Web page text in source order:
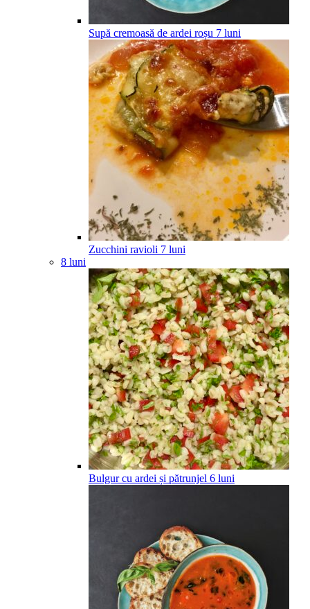
Supă cremoasă de ardei roșu 7 luni
Zucchini ravioli 7 luni
8 luni
Bulgur cu ardei și pătrunjel 6 luni